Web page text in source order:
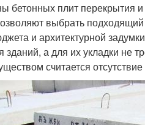
бетонных плит перекрытия
выбрать
и архитектурной
зданий, а для их укладки не
считается